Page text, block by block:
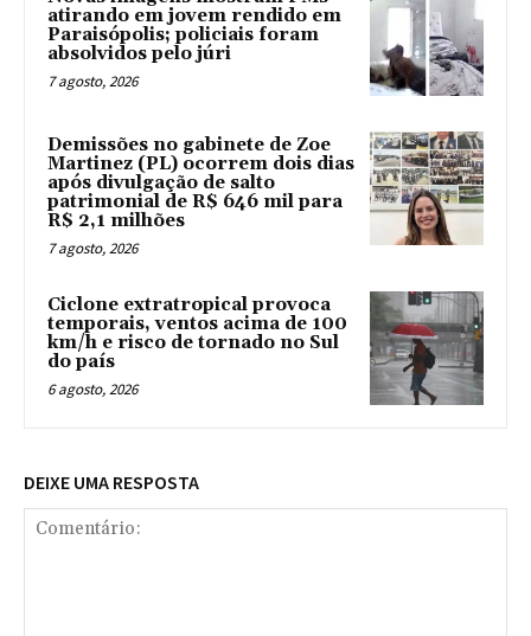
atirando em jovem rendido em
Paraisópolis; policiais foram
absolvidos pelo júri
7 agosto, 2026
Demissões no gabinete de Zoe
Martinez (PL) ocorrem dois dias
após divulgação de salto
patrimonial de R$ 646 mil para
R$ 2,1 milhões
7 agosto, 2026
Ciclone extratropical provoca
temporais, ventos acima de 100
km/h e risco de tornado no Sul
do país
6 agosto, 2026
DEIXE UMA RESPOSTA